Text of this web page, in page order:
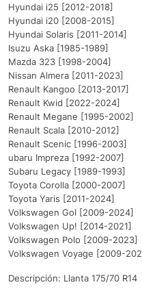
Hyundai i25 [2012-2018]
Hyundai i20 [2008-2015]
Hyundai Solaris [2011-2014]
Isuzu Aska [1985-1989]
Mazda 323 [1998-2004]
Nissan Almera [2011-2023]
Renault Kangoo [2013-2017]
Renault Kwid [2022-2024]
Renault Megane [1995-2002]
Renault Scala [2010-2012]
Renault Scenic [1996-2003]
ubaru Impreza [1992-2007]
Subaru Legacy [1989-1993]
Toyota Corolla [2000-2007]
Toyota Yaris [2011-2024]
Volkswagen Gol [2009-2024]
Volkswagen Up! [2014-2021]
Volkswagen Polo [2009-2023]
Volkswagen Voyage [2009-
Descripción: Llanta 175/70 R14